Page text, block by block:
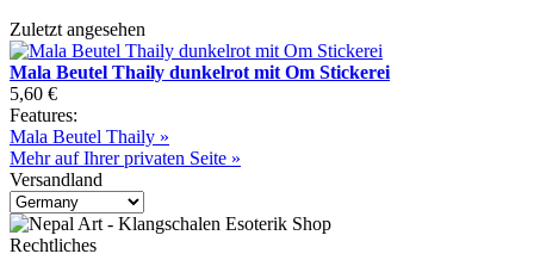
Zuletzt angesehen
Mala Beutel Thaily dunkelrot mit Om Stickerei
5,60 €
Features:
Mala Beutel Thaily »
Mehr auf Ihrer privaten Seite »
Versandland
Rechtliches